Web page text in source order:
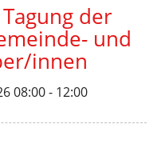
der
und
innen
08:00 - 12:00